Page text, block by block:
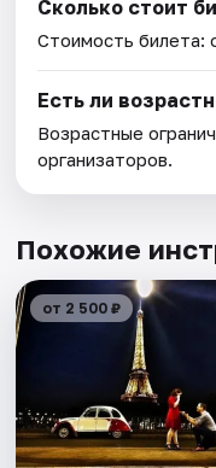
Сколько стоит
Стоимость билета:
Есть ли
Возрастные
организаторов.
Похожие
от 2 500 ₽